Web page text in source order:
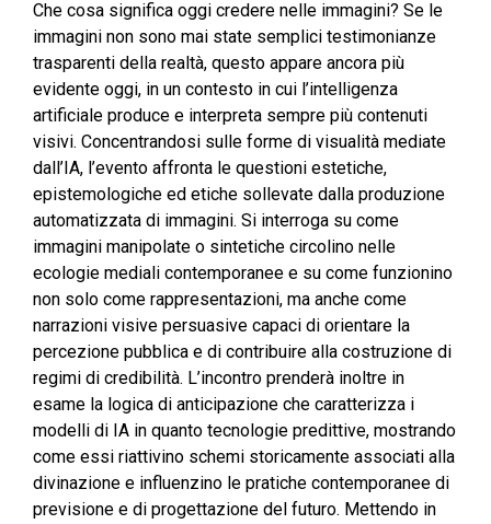
Che cosa significa oggi credere nelle immagini? Se le
immagini non sono mai state semplici testimonianze
trasparenti della realtà, questo appare ancora più
evidente oggi, in un contesto in cui l’intelligenza
artificiale produce e interpreta sempre più contenuti
visivi. Concentrandosi sulle forme di visualità mediate
dall’IA, l’evento affronta le questioni estetiche,
epistemologiche ed etiche sollevate dalla produzione
automatizzata di immagini. Si interroga su come
immagini manipolate o sintetiche circolino nelle
ecologie mediali contemporanee e su come funzionino
non solo come rappresentazioni, ma anche come
narrazioni visive persuasive capaci di orientare la
percezione pubblica e di contribuire alla costruzione di
regimi di credibilità. L’incontro prenderà inoltre in
esame la logica di anticipazione che caratterizza i
modelli di IA in quanto tecnologie predittive, mostrando
come essi riattivino schemi storicamente associati alla
divinazione e influenzino le pratiche contemporanee di
previsione e di progettazione del futuro. Mettendo in